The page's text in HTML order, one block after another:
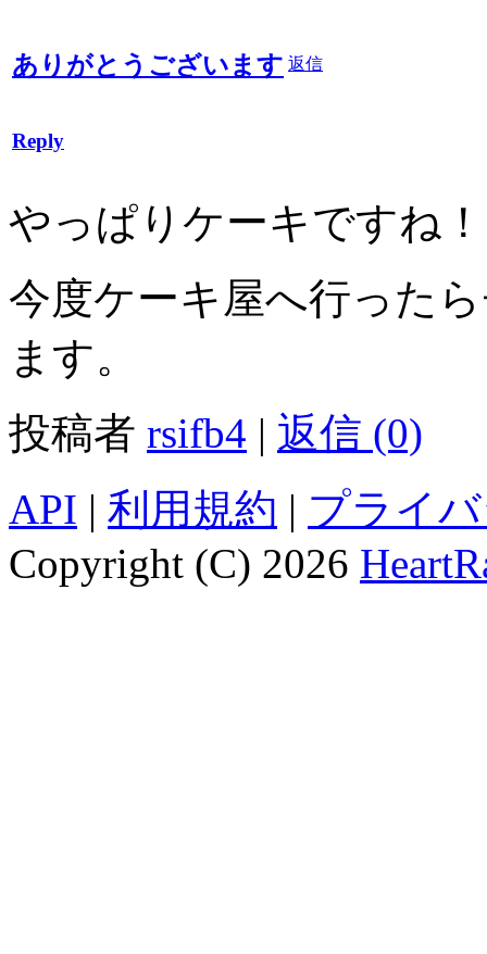
ありがとうございます 返信
Reply
やっぱりケーキですね！
今度ケーキ屋へ行った
ます。
投稿者 rsifb4 | 返信 (0)
API | 利用規約 | プライ
Copyright (C) 2026